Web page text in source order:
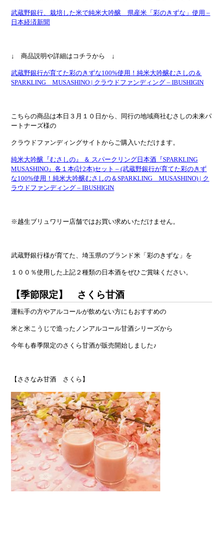
武蔵野銀行、栽培した米で純米大吟醸 県産米「彩のきずな」使用 –
日本経済新聞
↓ 商品説明や詳細はコチラから ↓
武蔵野銀行が育てた彩のきずな100%使用！純米大吟醸むさしの＆
SPARKLING MUSASHINO | クラウドファンディング – IBUSHIGIN
こちらの商品は本日３月１０日から、同行の地域商社むさしの未来パ
ートナーズ様の
クラウドファンディングサイトからご購入いただけます。
純米大吟醸『むさしの』 ＆ スパークリング日本酒『SPARKLING
MUSASHINO』各１本(計2本)セット – (武蔵野銀行が育てた彩のきず
な100%使用！純米大吟醸むさしの＆SPARKLING MUSASHINO) | ク
ラウドファンディング – IBUSHIGIN
※越生ブリュワリー店舗ではお買い求めいただけません。
武蔵野銀行様が育てた、埼玉県のブランド米「彩のきずな」を
１００％使用した上記２種類の日本酒をぜひご賞味ください。
【季節限定】 さくら甘酒
運転手の方やアルコールが飲めない方にもおすすめの
米と米こうじで造ったノンアルコール甘酒シリーズから
今年も春季限定のさくら甘酒が販売開始しました♪
【ささなみ甘酒 さくら】